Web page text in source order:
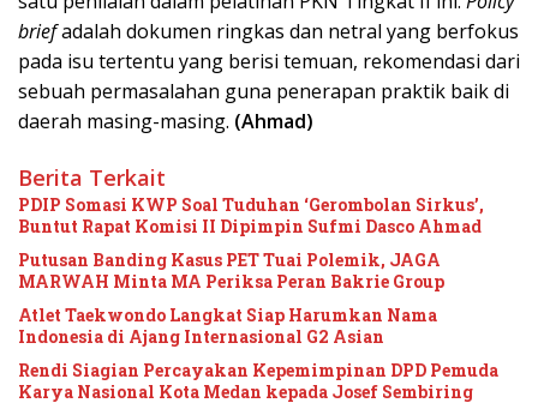
briefadalah dokumen ringkas dan netral yang berfokus
pada isu tertentu yang berisi temuan, rekomendasi dari
sebuah permasalahan guna penerapan praktik baik di
daerah masing-masing. (Ahmad)
Berita Terkait
PDIP Somasi KWP Soal Tuduhan ‘Gerombolan Sirkus’,
Buntut Rapat Komisi II Dipimpin Sufmi Dasco Ahmad
Putusan Banding Kasus PET Tuai Polemik, JAGA
MARWAH Minta MA Periksa Peran Bakrie Group
Atlet Taekwondo Langkat Siap Harumkan Nama
Indonesia di Ajang Internasional G2 Asian
Rendi Siagian Percayakan Kepemimpinan DPD Pemuda
Karya Nasional Kota Medan kepada Josef Sembiring